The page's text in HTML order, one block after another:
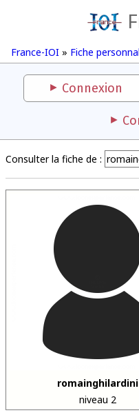
France-IOI » Fiche
Connexion
Consulter la fiche de :
romainghilardini
niveau 2